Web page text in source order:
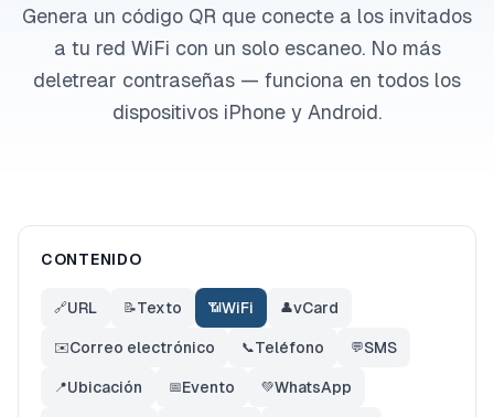
Genera un código QR que conecte a los invitados
a tu red WiFi con un solo escaneo. No más
deletrear contraseñas — funciona en todos los
dispositivos iPhone y Android.
CONTENIDO
🔗URL 📝Texto 📶 WiFi 👤vCard
✉️Correo electrónico 📞Teléfono 💬SMS
📍Ubicación 📅Evento 💚WhatsApp